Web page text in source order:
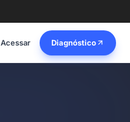
Acessar Diagnóstico